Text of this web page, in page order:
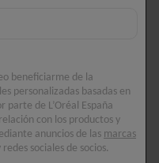
beneficiarme de la
personalizadas basadas en
parte de L’Oréal España
con los productos y
anuncios de las marcas
sociales de socios.